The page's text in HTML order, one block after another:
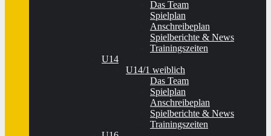
Das Team
Spielplan
Anschreibeplan
Spielberichte & News
Trainingszeiten
U14
U14/1 weiblich
Das Team
Spielplan
Anschreibeplan
Spielberichte & News
Trainingszeiten